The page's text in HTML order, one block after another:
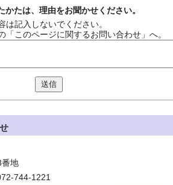
たは、理由をお聞かせください。
記入しないでください。
このページに関するお問い合わせ」へ。
送信
地
744-1221